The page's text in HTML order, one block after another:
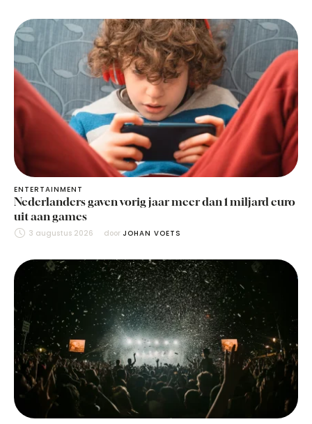
ENTERTAINMENT
Nederlanders gaven vorig jaar meer dan 1 miljard euro
uit aan games
3 augustus 2026 door JOHAN VOETS